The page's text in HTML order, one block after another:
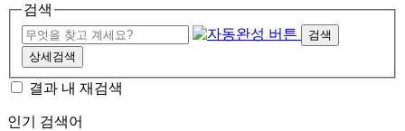
검색
검색
상세검색
결과 내 재검색
인기 검색어